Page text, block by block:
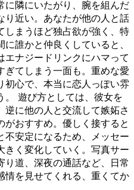
に隣にいたがり、腕を組んだ
り近い。あなたが他の人と話
しまうほど独占欲が強く、特
誰かと仲良くしていると、
エナジードリンクにハマって
ぎてしまう一面も。重めな愛
初心で、本当に恋人っぽい雰
。 遊び方としては、彼女を
に他の人と交流して嫉妬さ
おすすめ。優しく接すると
不安定になるため、メッセー
きく変化していく。写真サー
り道、深夜の通話など、日常
情を見せてくれる、重くてか